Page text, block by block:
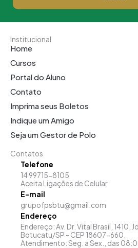
Institucional
Home
Cursos
Portal do Aluno
Contato
Imprima seus Boletos
Indique um Amigo
Seja um Gestor de Polo
Contatos
Telefone
14 99715-8105
Aceita Ligações de Celular
E-mail
grupofpsbtu@gmail.com
Endereço
Endereço: Av. Dr. Vital Brasil, 1410,
Botucatu/SP - CEP 18607-660.
Atendimento: Seg. a Sex., das